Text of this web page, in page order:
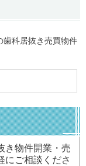
歯科居抜き売買物件
き物件開業・売
にご相談くださ